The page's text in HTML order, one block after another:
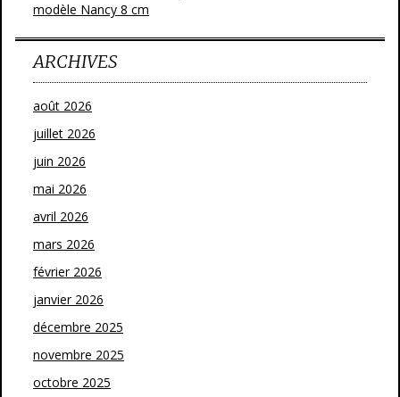
modèle Nancy 8 cm
ARCHIVES
août 2026
juillet 2026
juin 2026
mai 2026
avril 2026
mars 2026
février 2026
janvier 2026
décembre 2025
novembre 2025
octobre 2025